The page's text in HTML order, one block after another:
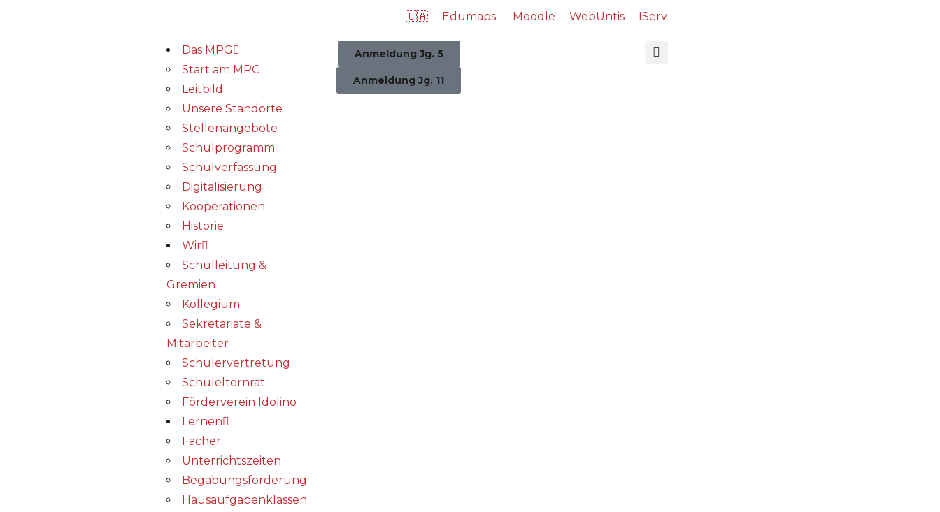
🇺🇦 Edumaps Moodle WebUntis IServ
Das MPG
Start am MPG
Leitbild
Unsere Standorte
Stellenangebote
Schulprogramm
Schulverfassung
Digitalisierung
Kooperationen
Historie
Wir
Schulleitung &
Gremien
Kollegium
Sekretariate &
Mitarbeiter
Schülervertretung
Schulelternrat
Förderverein Idolino
Lernen
Fächer
Unterrichtszeiten
Begabungs­förderung
Hausaufgabenklassen
Anmeldung Jg. 5
Anmeldung Jg. 11